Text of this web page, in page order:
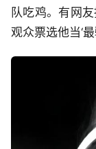
队吃鸡。有网
观众票选他当‘